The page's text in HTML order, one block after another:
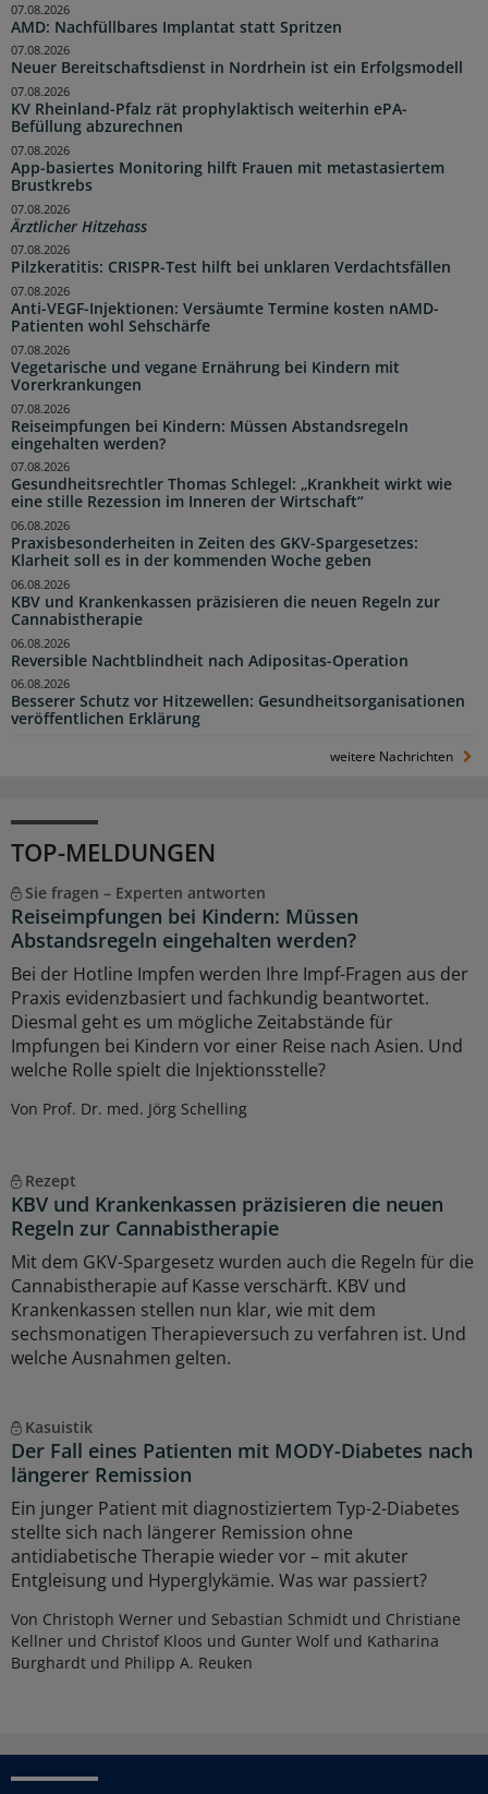
AMD: Nachfüllbares Implantat statt Spritzen
07.08.2026
Neuer Bereitschaftsdienst in Nordrhein ist ein Erfolgsmodell
07.08.2026
KV Rheinland-Pfalz rät prophylaktisch weiterhin ePA-
Befüllung abzurechnen
07.08.2026
App-basiertes Monitoring hilft Frauen mit metastasiertem
Brustkrebs
07.08.2026
Ärztlicher Hitzehass
07.08.2026
Pilzkeratitis: CRISPR-Test hilft bei unklaren Verdachtsfällen
07.08.2026
Anti-VEGF-Injektionen: Versäumte Termine kosten nAMD-
Patienten wohl Sehschärfe
07.08.2026
Vegetarische und vegane Ernährung bei Kindern mit
Vorerkrankungen
07.08.2026
Reiseimpfungen bei Kindern: Müssen Abstandsregeln
eingehalten werden?
07.08.2026
Gesundheitsrechtler Thomas Schlegel: „Krankheit wirkt wie
eine stille Rezession im Inneren der Wirtschaft“
07.08.2026
Praxisbesonderheiten in Zeiten des GKV-Spargesetzes:
Klarheit soll es in der kommenden Woche geben
06.08.2026
KBV und Krankenkassen präzisieren die neuen Regeln zur
Cannabistherapie
06.08.2026
Reversible Nachtblindheit nach Adipositas-Operation
06.08.2026
Besserer Schutz vor Hitzewellen: Gesundheitsorganisationen
veröffentlichen Erklärung
06.08.2026
weitere Nachrichten
TOP-MELDUNGEN
Sie fragen – Experten antworten
Reiseimpfungen bei Kindern: Müssen
Abstandsregeln eingehalten werden?
Bei der Hotline Impfen werden Ihre Impf-Fragen aus der
Praxis evidenzbasiert und fachkundig beantwortet.
Diesmal geht es um mögliche Zeitabstände für
Impfungen bei Kindern vor einer Reise nach Asien. Und
welche Rolle spielt die Injektionsstelle?
Von Prof. Dr. med. Jörg Schelling
Rezept
KBV und Krankenkassen präzisieren die neuen
Regeln zur Cannabistherapie
Mit dem GKV-Spargesetz wurden auch die Regeln für die
Cannabistherapie auf Kasse verschärft. KBV und
Krankenkassen stellen nun klar, wie mit dem
sechsmonatigen Therapieversuch zu verfahren ist. Und
welche Ausnahmen gelten.
Kasuistik
Der Fall eines Patienten mit MODY-Diabetes nach
längerer Remission
Ein junger Patient mit diagnostiziertem Typ-2-Diabetes
stellte sich nach längerer Remission ohne
antidiabetische Therapie wieder vor – mit akuter
Entgleisung und Hyperglykämie. Was war passiert?
Von Christoph Werner und Sebastian Schmidt und Christiane
Kellner und Christof Kloos und Gunter Wolf und Katharina
Burghardt und Philipp A. Reuken